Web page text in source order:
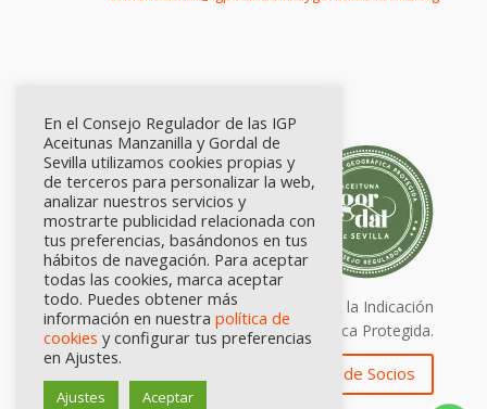
Calidad certificada por Origen. Sellos de la Indicación
Geográfica Protegida.
Zona de Socios
En el Consejo Regulador de las IGP
Aceitunas Manzanilla y Gordal de
Sevilla utilizamos cookies propias y
de terceros para personalizar la web,
analizar nuestros servicios y
mostrarte publicidad relacionada con
tus preferencias, basándonos en tus
hábitos de navegación. Para aceptar
todas las cookies, marca aceptar
todo. Puedes obtener más
información en nuestra política de
cookies y configurar tus preferencias
en Ajustes.
Ajustes Aceptar